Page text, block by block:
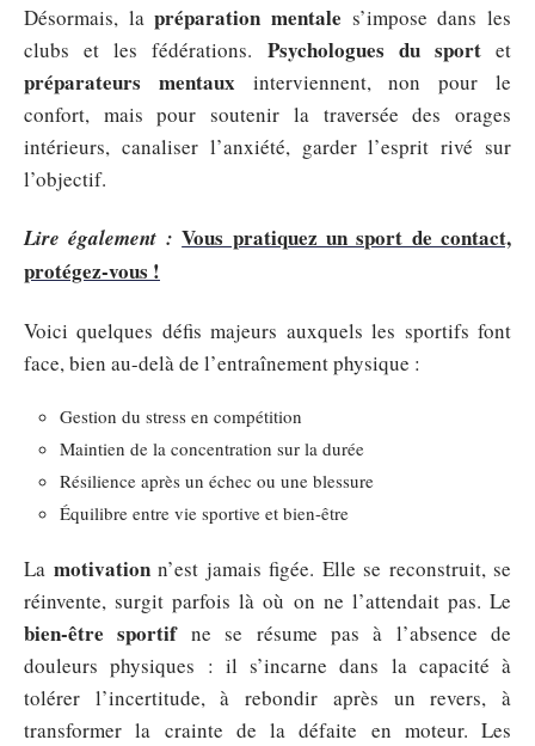
Désormais, lapréparation mentale s’impose dans les
clubs et les fédérations. Psychologues du sportet
préparateurs mentaux interviennent, non pour le
confort, mais pour soutenir la traversée des orages
intérieurs, canaliser l’anxiété, garder l’esprit rivé sur
l’objectif.
Lire également : Vous pratiquez un sport de contact,
protégez-vous !
Voici quelques défis majeurs auxquels les sportifs font
face, bien au-delà de l’entraînement physique :
Gestion du stress en compétition
Maintien de la concentration sur la durée
Résilience après un échec ou une blessure
Équilibre entre vie sportive et bien-être
La motivationn’est jamais figée. Elle se reconstruit, se
réinvente, surgit parfois là où on ne l’attendait pas. Le
bien-être sportifne se résume pas à l’absence de
douleurs physiques : il s’incarne dans la capacité à
tolérer l’incertitude, à rebondir après un revers, à
transformer la crainte de la défaite en moteur. Les